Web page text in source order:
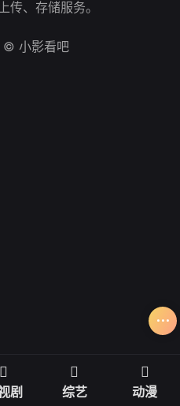
传、存储服务。
小影看吧
剧 综艺 动漫